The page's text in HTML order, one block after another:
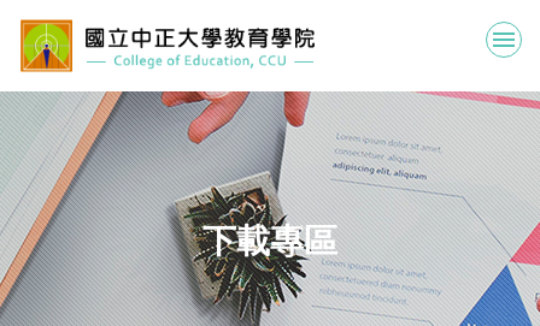
跳
到
主
要
內
容
區
下載專區